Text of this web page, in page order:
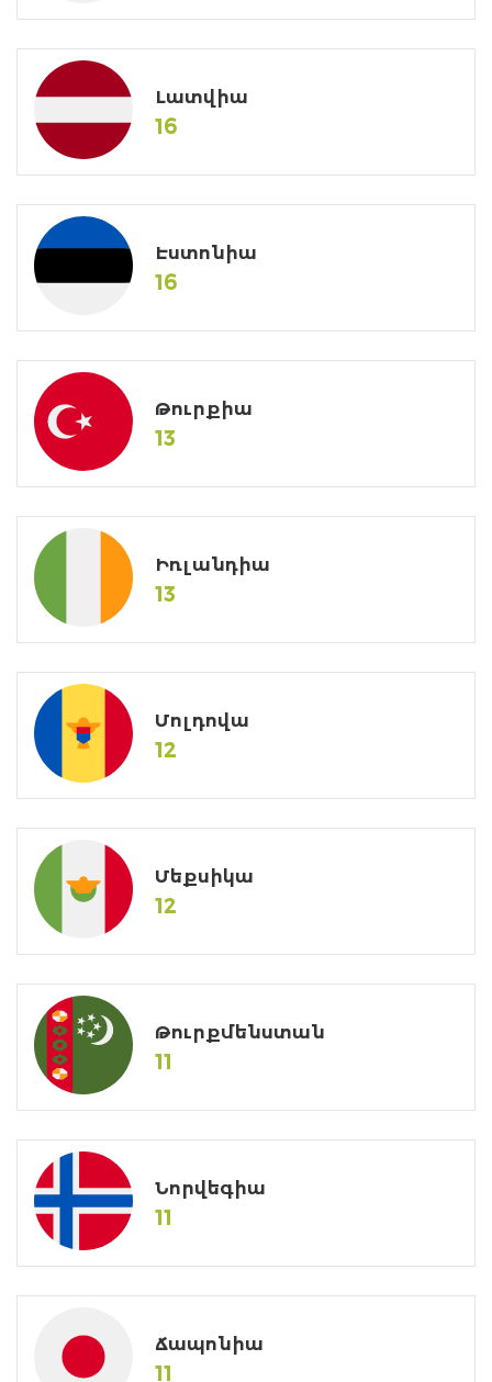
Լատվիա
16
Էստոնիա
16
Թուրքիա
13
Իռլանդիա
13
Մոլդովա
12
Մեքսիկա
12
Թուրքմենստան
11
Նորվեգիա
11
Ճապոնիա
11